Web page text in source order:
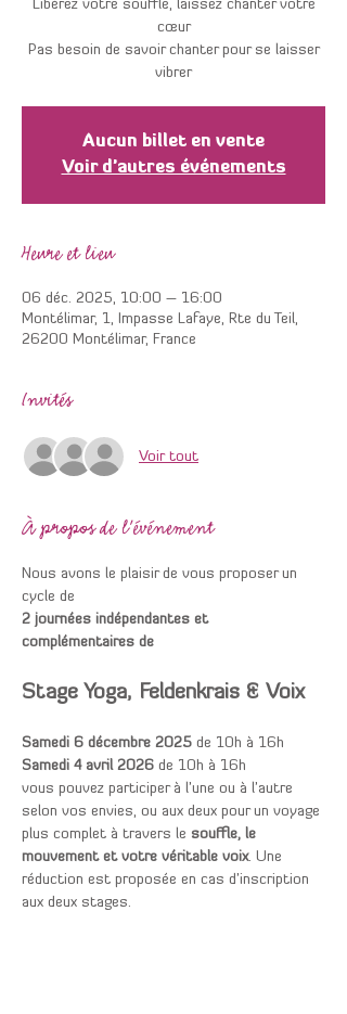
Libérez votre souffle, laissez chanter votre
cœur
Pas besoin de savoir chanter pour se laisser
vibrer
Aucun billet en vente
Voir d'autres événements
Heure et lieu
06 déc. 2025, 10:00 – 16:00
Montélimar, 1, Impasse Lafaye, Rte du Teil,
26200 Montélimar, France
Invités
Voir tout
À propos de l'événement
Nous avons le plaisir de vous proposer un
cycle de
2 journées indépendantes et
complémentaires de
Stage Yoga, Feldenkrais & Voix
Samedi 6 décembre 2025 de 10h à 16h
Samedi 4 avril 2026 de 10h à 16h
vous pouvez participer à l’une ou à l’autre
selon vos envies, ou aux deux pour un voyage
plus complet à travers le souffle, le
mouvement et votre véritable voix. Une
réduction est proposée en cas d’inscription
aux deux stages.